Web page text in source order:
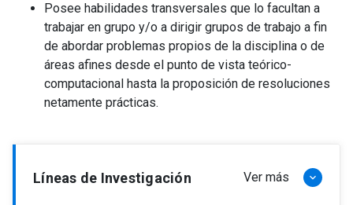
Posee habilidades transversales que lo facultan a
trabajar en grupo y/o a dirigir grupos de trabajo a fin
de abordar problemas propios de la disciplina o de
áreas afines desde el punto de vista teórico-
computacional hasta la proposición de resoluciones
netamente prácticas.
Líneas de Investigación Ver más keyboard_arrow_down